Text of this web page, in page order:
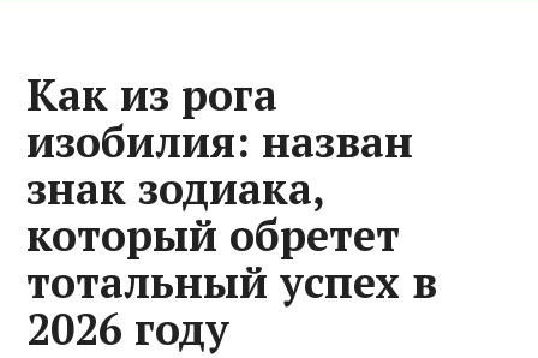
Как из рога
изобилия: назван
знак зодиака,
который обретет
тотальный успех в
2026 году